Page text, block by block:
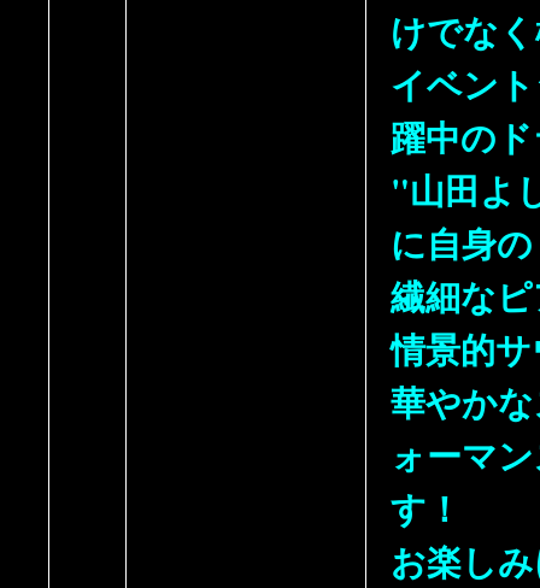
けでな
イベン
躍中の
"山田よ
に自身
繊細な
情景的
華やか
ォーマ
す！
お楽し